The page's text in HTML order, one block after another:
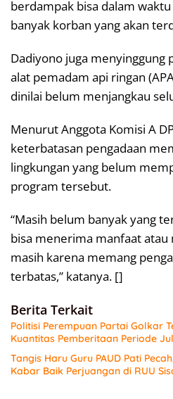
berdampak bisa dalam
banyak korban yang akan
Dadiyono juga menyinggung
alat pemadam api ringan
dinilai belum menjangkau
Menurut Anggota Komisi A
keterbatasan pengadaan
lingkungan yang belum
program tersebut.
“Masih belum banyak yang
bisa menerima manfaat atau
masih karena memang
terbatas,” katanya. []
Berita Terkait
Politisi Perempuan Partai Golkar
Kuantitas Pemberitaan Periode
Tangis Haru Guru PAUD Pati
Kabar Baik Perjuangan di RUU